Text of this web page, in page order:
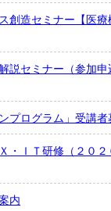
創造セミナー【医
説セミナー（参加
プログラム」受講
・ＩＴ研修（２０
内